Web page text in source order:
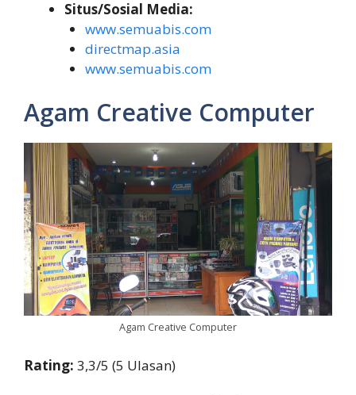
Situs/Sosial Media:
www.semuabis.com
directmap.asia
www.semuabis.com
Agam Creative Computer
Agam Creative Computer
Rating: 3,3/5 (5 Ulasan)